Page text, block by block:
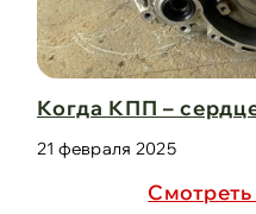
Капот для
защита в одно
Cмотреть